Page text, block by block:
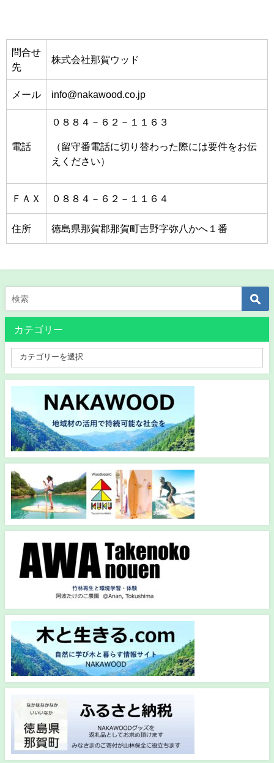
問合せ
先
株式会社那賀ウッド
メール info@nakawood.co.jp
電話
０８８４－６２－１１６３
（留守番電話に切り替わった際には要件をお伝
えください）
ＦＡＸ ０８８４－６２－１１６４
住所 徳島県那賀郡那賀町吉野字弥八かへ１番
カテゴリー